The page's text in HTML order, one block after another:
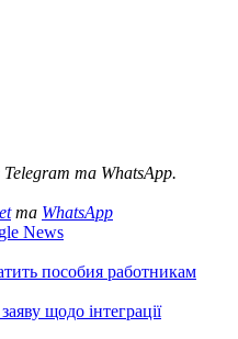
Telegram та WhatsApp.
та WhatsApp
News
пособия работникам
щодо інтеграції